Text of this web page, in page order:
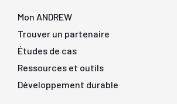
Mon ANDREW
Trouver un partenaire
Études de cas
Ressources et outils
Développement durable